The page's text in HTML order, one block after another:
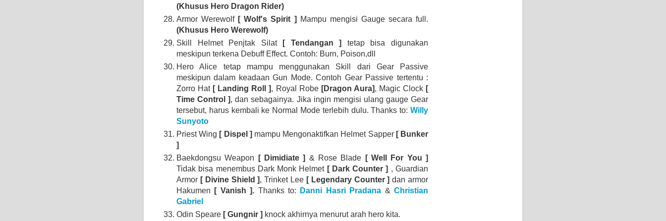
(Khusus Hero Dragon Rider)
Armor Werewolf[ Wolf's Spirit ] Mampu mengisi Gauge secara full.
(Khusus Hero Werewolf)
Skill Helmet Penjtak Silat
[ Tendangan ]
tetap bisa digunakan
meskipun terkena Debuff Effect. Contoh: Burn, Poison,dll
Hero Alice tetap mampu menggunakan Skill dari Gear Passive
meskipun dalam keadaan Gun Mode. Contoh Gear Passive tertentu :
Zorro Hat [ Landing Roll ], Royal Robe [Dragon Aura], Magic Clock[
Time Control ], dan sebagainya. Jika ingin mengisi ulang gauge Gear
tersebut, harus kembali ke Normal Mode terlebih dulu. Thanks to: Willy
Sunyoto
Priest Wing [ Dispel ] mampu Mengonaktifkan Helmet Sapper [ Bunker
]
Baekdongsu Weapon
[ Dimidiate ] & Rose Blade
[ Well For You ]
Tidak bisa menembus Dark Monk Helmet [ Dark Counter ] , Guardian
Armor [ Divine Shield ], Trinket Lee [ Legendary Counter ] dan armor
Hakumen
[ Vanish ]. Thanks to: Danni Hasri Pradana &Christian
Gabriel
Odin Speare [ Gungnir ] knock akhirnya menurut arah hero kita.